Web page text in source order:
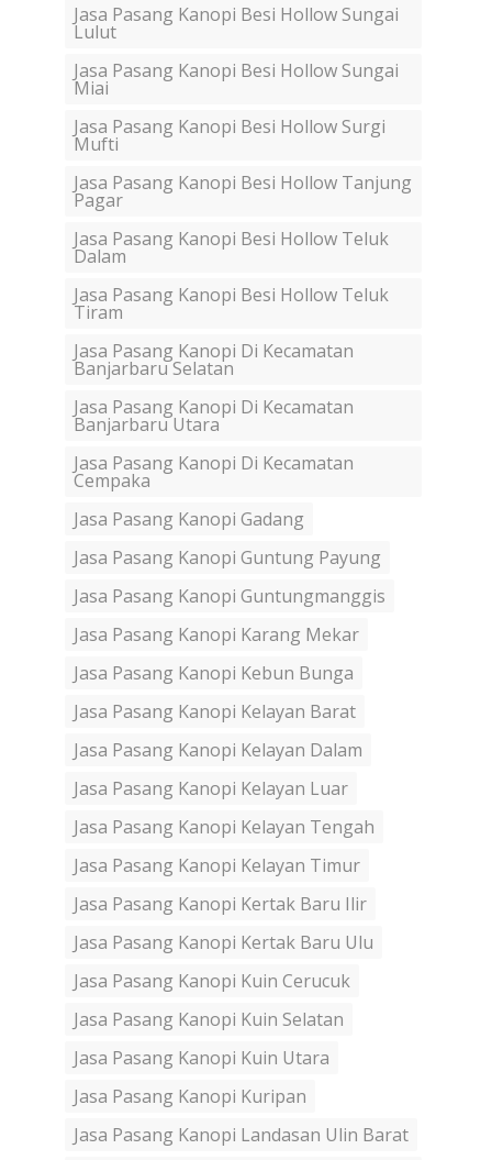
Jasa Pasang Kanopi Besi Hollow Sungai
Lulut
Jasa Pasang Kanopi Besi Hollow Sungai
Miai
Jasa Pasang Kanopi Besi Hollow Surgi
Mufti
Jasa Pasang Kanopi Besi Hollow Tanjung
Pagar
Jasa Pasang Kanopi Besi Hollow Teluk
Dalam
Jasa Pasang Kanopi Besi Hollow Teluk
Tiram
Jasa Pasang Kanopi Di Kecamatan
Banjarbaru Selatan
Jasa Pasang Kanopi Di Kecamatan
Banjarbaru Utara
Jasa Pasang Kanopi Di Kecamatan
Cempaka
Jasa Pasang Kanopi Gadang
Jasa Pasang Kanopi Guntung Payung
Jasa Pasang Kanopi Guntungmanggis
Jasa Pasang Kanopi Karang Mekar
Jasa Pasang Kanopi Kebun Bunga
Jasa Pasang Kanopi Kelayan Barat
Jasa Pasang Kanopi Kelayan Dalam
Jasa Pasang Kanopi Kelayan Luar
Jasa Pasang Kanopi Kelayan Tengah
Jasa Pasang Kanopi Kelayan Timur
Jasa Pasang Kanopi Kertak Baru Ilir
Jasa Pasang Kanopi Kertak Baru Ulu
Jasa Pasang Kanopi Kuin Cerucuk
Jasa Pasang Kanopi Kuin Selatan
Jasa Pasang Kanopi Kuin Utara
Jasa Pasang Kanopi Kuripan
Jasa Pasang Kanopi Landasan Ulin Barat